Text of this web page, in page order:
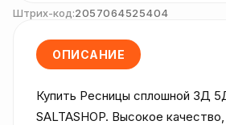
Штрих-код:2057064525404
ОПИСАНИЕ
Купить Ресницы сплошной 3Д
SALTASHOP. Высокое